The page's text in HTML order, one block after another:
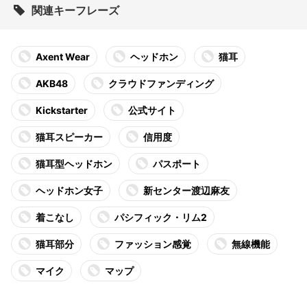
関連キーフレーズ
Axent Wear ヘッドホン 猫耳
AKB48 クラウドファンディング
Kickstarter 公式サイト
猫耳スピーカー 信用度
猫耳型ヘッドホン パスポート
ヘッドホン女子 新センター渡辺麻友
着こなし パシフィック・リム2
猫耳部分 ファッション感覚 無線機能
マイク マップ